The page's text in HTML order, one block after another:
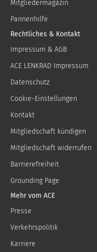
Mitgliedermagazin
Pannenhilfe
Rechtliches & Kontakt
Impressum & AGB
ACE LENKRAD Impressum
Datenschutz
Cookie-Einstellungen
Kontakt
Mitgliedschaft kündigen
Mitgliedschaft widerrufen
Barrierefreiheit
Grounding Page
Mehr vom ACE
Presse
Verkehrspolitik
Karriere